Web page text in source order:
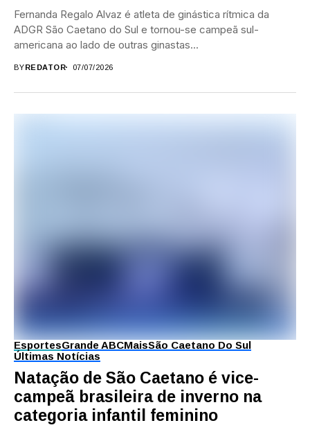
Fernanda Regalo Alvaz é atleta de ginástica rítmica da
ADGR São Caetano do Sul e tornou-se campeã sul-
americana ao lado de outras ginastas...
BYREDATOR 07/07/2026
EsportesGrande ABCMaisSão Caetano Do Sul
Últimas Notícias
Natação de São Caetano é vice-
campeã brasileira de inverno na
categoria infantil feminino